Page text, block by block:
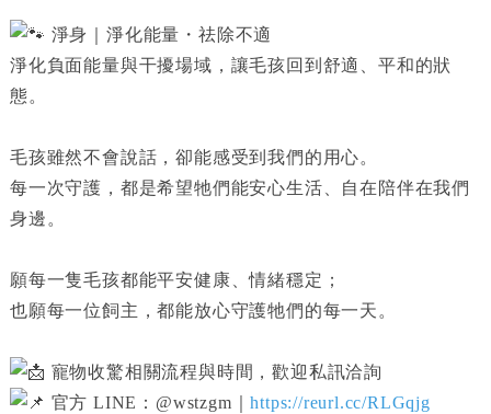
淨身｜淨化能量・祛除不適
淨化負面能量與干擾場域，讓毛孩回到舒適、平和的狀
態。
毛孩雖然不會說話，卻能感受到我們的用心。
每一次守護，都是希望牠們能安心生活、自在陪伴在我們
身邊。
願每一隻毛孩都能平安健康、情緒穩定；
也願每一位飼主，都能放心守護牠們的每一天。
寵物收驚相關流程與時間，歡迎私訊洽詢
官方 LINE：@wstzgm｜https://reurl.cc/RLGqjg